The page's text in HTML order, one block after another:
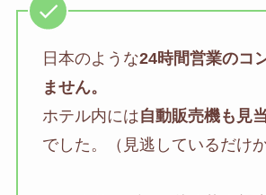
日本のような24時間営業のコ
ません。
ホテル内には自動販売機も見
でした。（見逃しているだけか